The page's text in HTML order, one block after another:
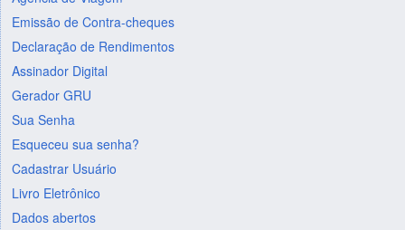
Emissão de Contra-cheques
Declaração de Rendimentos
Assinador Digital
Gerador GRU
Sua Senha
Esqueceu sua senha?
Cadastrar Usuário
Livro Eletrônico
Dados abertos